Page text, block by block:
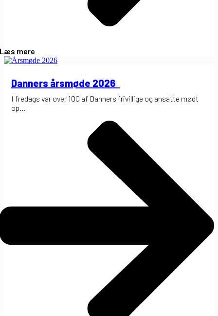
Læs mere
Danners årsmøde 2026
I fredags var over 100 af Danners frivillige og ansatte mødt
op...